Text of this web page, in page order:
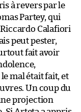
à revers par le
Partey, qui
Calafiori
peut pester,
fait avoir
mal était fait, et
Un coup du
projection